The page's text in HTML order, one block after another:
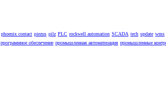
phoenix contact piezus pilz PLC rockwell automation SCADA tech update wms
программное обеспечение промышленная автоматизация промышленные